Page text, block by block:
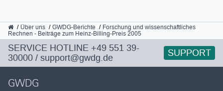
GWDG
Über uns GWDG-Berichte
Forschung und wissenschaftliches
Rechnen - Beiträge zum Heinz-Billing-Preis 2005
SERVICE HOTLINE +49 551 39-
30000 / support@gwdg.de SUPPORT
GWDG